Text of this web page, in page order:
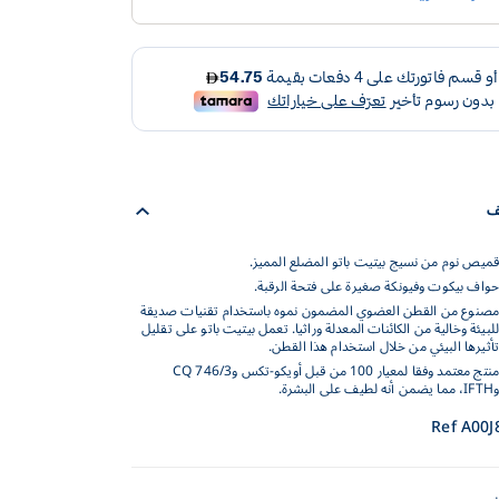
قميص نوم من نسيج بيتيت باتو المضلع المميز.
حواف بيكوت وفيونكة صغيرة على فتحة الرقبة.
مصنوع من القطن العضوي المضمون نموه باستخدام تقنيات صديقة
للبيئة وخالية من الكائنات المعدلة وراثيا. تعمل بيتيت باتو على تقليل
تأثيرها البيئي من خلال استخدام هذا القطن.
منتج معتمد وفقا لمعيار 100 من قبل أويكو-تكس وCQ 746/3
وIFTH، مما يضمن أنه لطيف على البشرة.
Ref